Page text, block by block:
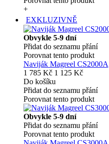
+
EXKLUZIVNĚ
Obvykle 5-9 dní
Přidat do seznamu přání
Porovnat tento produkt
Naviják Magreel
1 785 Kč 1 125 Kč
Do košíku
Přidat do seznamu přání
Porovnat tento produkt
Obvykle 5-9 dní
Přidat do seznamu přání
Porovnat tento produkt